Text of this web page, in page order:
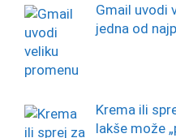
Gmail uvodi
jedna od
Krema ili
lakše može